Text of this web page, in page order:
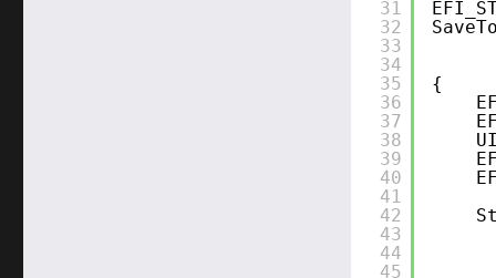
31
32
33
34
35
36
37
38
39
40
41
42
43
44
45
{